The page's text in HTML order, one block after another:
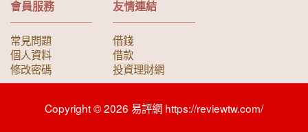
會員服務
常見問題
個人資料
修改密碼
友情連結
借錢
借款
投資理財網
Copyright © 2026 易評網 https://reviewtw.com/